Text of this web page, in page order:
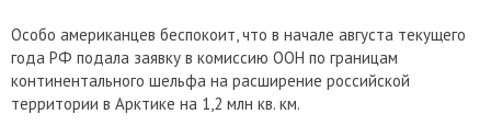
Особо американцев беспокоит, что в начале августа текущего
года РФ подала заявку в комиссию ООН по границам
континентального шельфа на расширение российской
территории в Арктике на 1,2 млн кв. км.